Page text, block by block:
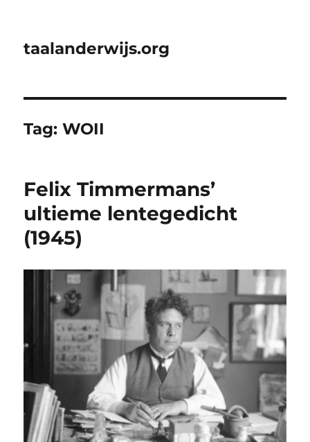
taalanderwijs.org
Tag:WOII
Felix Timmermans’
ultieme lentegedicht
(1945)